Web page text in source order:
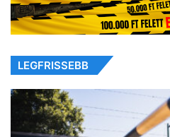
LEGFRISSEBB